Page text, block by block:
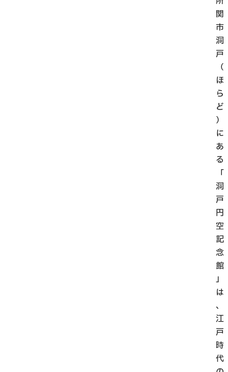
関
市
洞
戸
（
ほ
ら
ど
）
に
あ
る
「
洞
戸
円
空
記
念
館
」
は
、
江
戸
時
代